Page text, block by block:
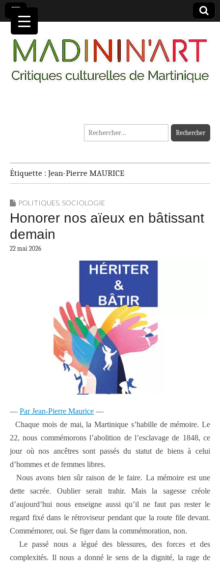
MADININ'ART
Rechercher :
Étiquette : Jean-Pierre MAURICE
POLITIQUES, SOCIOLOGIE
Honorer nos aïeux en bâtissant
demain
22 mai 2026
— Par Jean-Pierre Maurice —
Chaque mois de mai, la Martinique s’habille de mémoire. Le
22, nous commémorons l’abolition de l’esclavage de 1848, ce
jour où nos ancêtres sont passés du statut de biens à celui
d’hommes et de femmes libres.
Nous avons bien sûr raison de le faire. La mémoire est une
dette sacrée. Oublier serait trahir. Mais la sagesse créole
d’aujourd’hui nous enseigne aussi qu’il ne faut pas rester le
regard fixé dans le rétroviseur pendant que la route file devant.
Commémorer, oui. Se figer dans la commémoration, non.
Le passé nous a légué des blessures, des forces et des
complexités. Il nous a donné le sens de la dignité, la rage de